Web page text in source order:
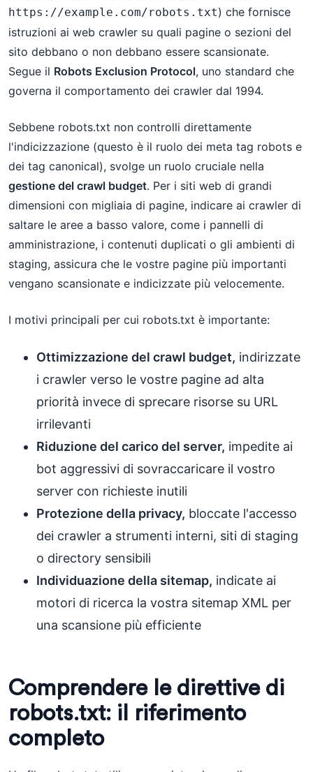
https://example.com/robots.txt) che fornisce
istruzioni ai web crawler su quali pagine o sezioni del
sito debbano o non debbano essere scansionate.
Segue il Robots Exclusion Protocol, uno standard che
governa il comportamento dei crawler dal 1994.
Sebbene robots.txt non controlli direttamente
l'indicizzazione (questo è il ruolo dei meta tag robots e
dei tag canonical), svolge un ruolo cruciale nella
gestione del crawl budget. Per i siti web di grandi
dimensioni con migliaia di pagine, indicare ai crawler di
saltare le aree a basso valore, come i pannelli di
amministrazione, i contenuti duplicati o gli ambienti di
staging, assicura che le vostre pagine più importanti
vengano scansionate e indicizzate più velocemente.
I motivi principali per cui robots.txt è importante:
Ottimizzazione del crawl budget, indirizzate
i crawler verso le vostre pagine ad alta
priorità invece di sprecare risorse su URL
irrilevanti
Riduzione del carico del server, impedite ai
bot aggressivi di sovraccaricare il vostro
server con richieste inutili
Protezione della privacy, bloccate l'accesso
dei crawler a strumenti interni, siti di staging
o directory sensibili
Individuazione della sitemap, indicate ai
motori di ricerca la vostra sitemap XML per
una scansione più efficiente
Comprendere le direttive di
robots.txt: il riferimento
completo